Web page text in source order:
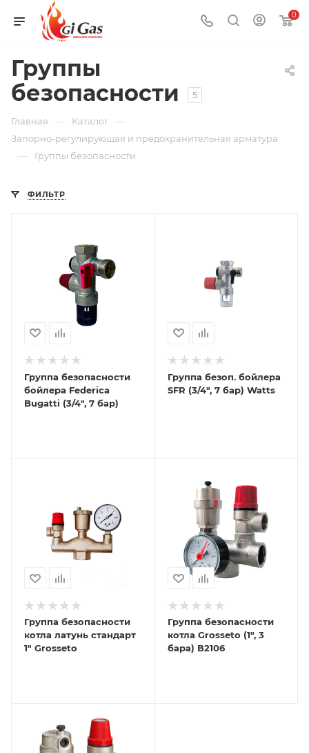
0
Группы
безопасности
5
Главная — Каталог —
Запорно-регулирующая и предохранительная арматура
— Группы безопасности
ФИЛЬТР
Группа безопасности
бойлера Federica
Bugatti (3/4", 7 бар)
Группа безоп. бойлера
SFR (3/4", 7 бар) Watts
Группа безопасности
котла латунь стандарт
1" Grosseto
Группа безопасности
котла Grosseto (1", 3
бара) В2106